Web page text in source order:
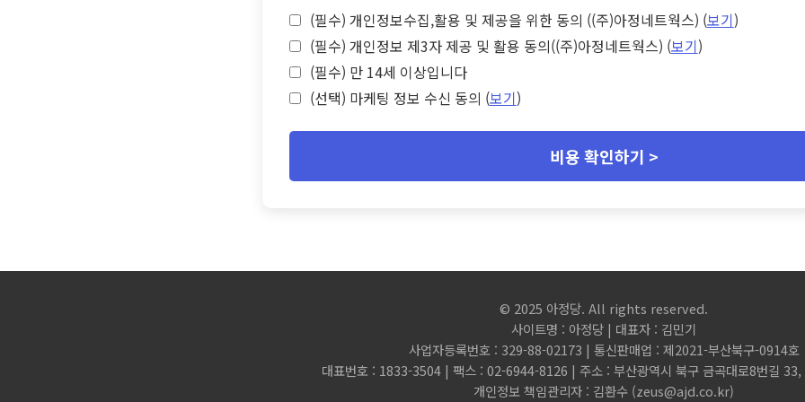
(필수) 개인정보수집,활용 및 제공을 위한 동의 ((주)아정네트웍스) (보기)
(필수) 개인정보 제3자 제공 및 활용 동의((주)아정네트웍스) (보기)
(필수) 만 14세 이상입니다
(선택) 마케팅 정보 수신 동의 (보기)
비용 확인하기 >
© 2025 아정당. All rights reserved.
사이트명 : 아정당 | 대표자 : 김민기
사업자등록번호 : 329-88-02173 | 통신판매업 : 제2021-부산북구-0914호
대표번호 : 1833-3504 | 팩스 : 02-6944-8126 | 주소 : 부산광역시 북구 금곡대로8번길 33,
개인정보 책임관리자 : 김환수 (zeus@ajd.co.kr)